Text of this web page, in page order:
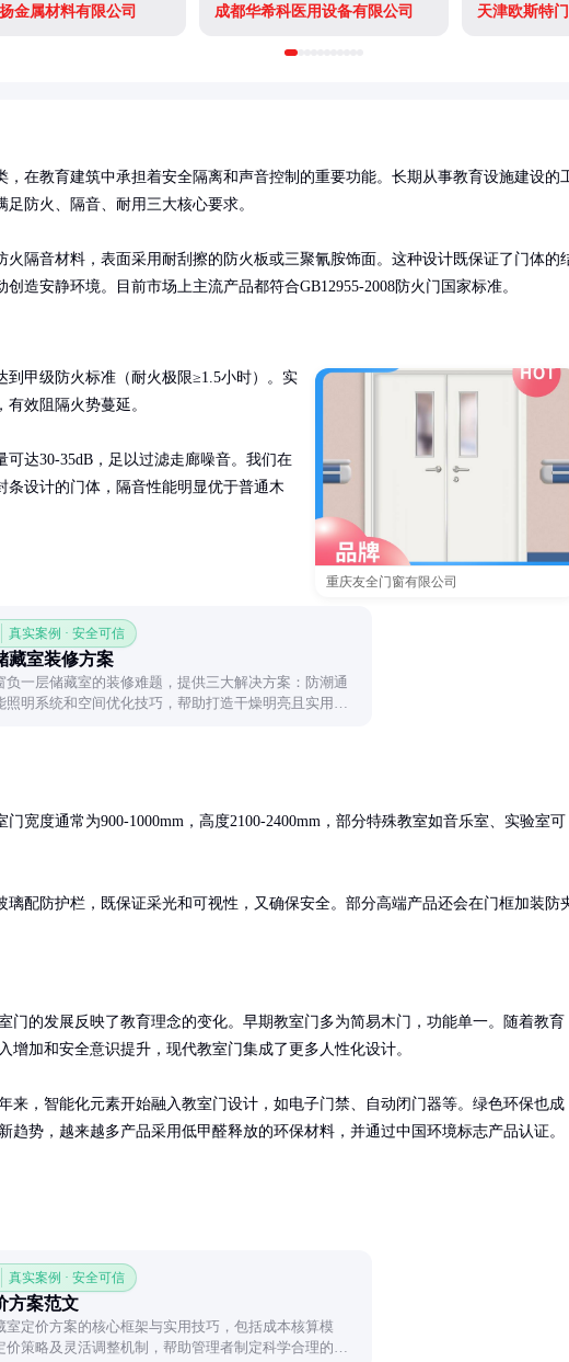
金属材料有限公司 成都华希科医用设备有限公司 天津欧斯特
，在教育建筑中承担着安全隔离和声音控制的重要功能。长期从事教育设施建设的
防火、隔音、耐用三大核心要求。
隔音材料，表面采用耐刮擦的防火板或三聚氰胺饰面。这种设计既保证了门体的
造安静环境。目前市场上主流产品都符合GB12955-2008防火门国家标准。
重庆友全门窗有限公司
甲级防火标准（耐火极限≥1.5小时）。实
效阻隔火势蔓延。
达30-35dB，足以过滤走廊噪音。我们在
设计的门体，隔音性能明显优于普通木
真实案例 · 安全可信
藏室装修方案
负一层储藏室的装修难题，提供三大解决方案：防潮通
照明系统和空间优化技巧，帮助打造干燥明亮且实用的
宽度通常为900-1000mm，高度2100-2400mm，部分特殊教室如音乐室、实验室可
配防护栏，既保证采光和可视性，又确保安全。部分高端产品还会在门框加装防
门的发展反映了教育理念的变化。早期教室门多为简易木门，功能单一。随着教育
增加和安全意识提升，现代教室门集成了更多人性化设计。
来，智能化元素开始融入教室门设计，如电子门禁、自动闭门器等。绿色环保也成
趋势，越来越多产品采用低甲醛释放的环保材料，并通过中国环境标志产品认证。
真实案例 · 安全可信
方案范文
室定价方案的核心框架与实用技巧，包括成本核算模
价策略及灵活调整机制，帮助管理者制定科学合理的仓